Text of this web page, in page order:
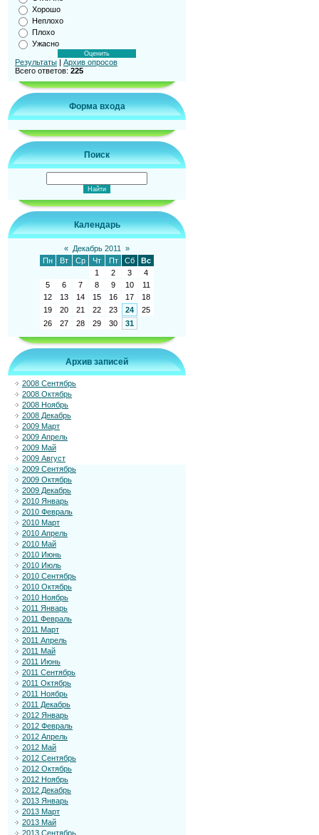
Хорошо
Неплохо
Плохо
Ужасно
Результаты | Архив опросов
Всего ответов: 225
Форма входа
Поиск
Календарь
« Декабрь 2011
»
Пн
Вт Ср Чт Пт Сб
Вс
1
2 3
4
5
6 7 8 9 10
11
12
13 14 15 16 17
18
19
20 21 22 23 24
25
26
27 28 29 30 31
Архив записей
2008 Сентябрь
2008 Октябрь
2008 Ноябрь
2008 Декабрь
2009 Март
2009 Апрель
2009 Май
2009 Август
2009 Сентябрь
2009 Октябрь
2009 Декабрь
2010 Январь
2010 Февраль
2010 Март
2010 Апрель
2010 Май
2010 Июнь
2010 Июль
2010 Сентябрь
2010 Октябрь
2010 Ноябрь
2011 Январь
2011 Февраль
2011 Март
2011 Апрель
2011 Май
2011 Июнь
2011 Сентябрь
2011 Октябрь
2011 Ноябрь
2011 Декабрь
2012 Январь
2012 Февраль
2012 Апрель
2012 Май
2012 Сентябрь
2012 Октябрь
2012 Ноябрь
2012 Декабрь
2013 Январь
2013 Март
2013 Май
2013 Сентябрь